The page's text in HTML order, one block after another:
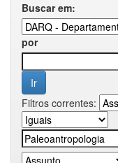
Buscar em:
por
Filtros correntes: